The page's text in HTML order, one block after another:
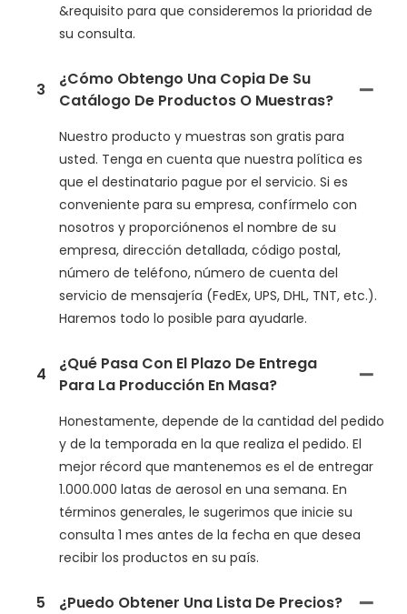
&requisito para que consideremos la prioridad de
su consulta.
3
¿Cómo Obtengo Una Copia De Su
Catálogo De Productos O Muestras?
Nuestro producto y muestras son gratis para
usted. Tenga en cuenta que nuestra política es
que el destinatario pague por el servicio. Si es
conveniente para su empresa, confírmelo con
nosotros y proporciónenos el nombre de su
empresa, dirección detallada, código postal,
número de teléfono, número de cuenta del
servicio de mensajería (FedEx, UPS, DHL, TNT, etc.).
Haremos todo lo posible para ayudarle.
4
¿Qué Pasa Con El Plazo De Entrega
Para La Producción En Masa?
Honestamente, depende de la cantidad del pedido
y de la temporada en la que realiza el pedido. El
mejor récord que mantenemos es el de entregar
1.000.000 latas de aerosol en una semana. En
términos generales, le sugerimos que inicie su
consulta 1 mes antes de la fecha en que desea
recibir los productos en su país.
5 ¿Puedo Obtener Una Lista De Precios?